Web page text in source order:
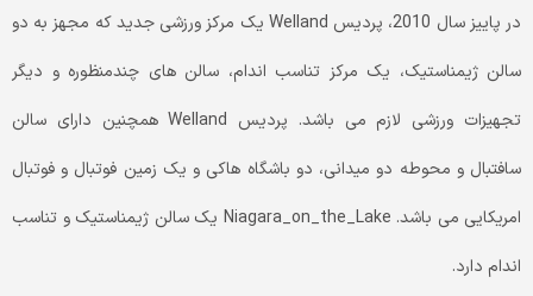
در پاییز سال 2010، پردیس Welland یک مرکز ورزشی جدید که مجهز به دو
سالن ژیمناستیک، یک مرکز تناسب اندام، سالن های چندمنظوره و دیگر
تجهیزات ورزشی لازم می باشد. پردیس Welland همچنین دارای سالن
سافتبال و محوطه دو میدانی، دو باشگاه هاکی و یک زمین فوتبال و فوتبال
امریکایی می باشد. Niagara_on_the_Lake یک سالن ژیمناستیک و تناسب
اندام دارد.